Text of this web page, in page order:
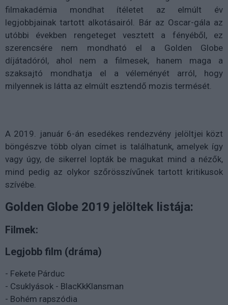
filmakadémia mondhat ítéletet az elmúlt év
legjobbjainak tartott alkotásairól. Bár az Oscar-gála az
utóbbi években rengeteget vesztett a fényéből, ez
szerencsére nem mondható el a Golden Globe
díjátadóról, ahol nem a filmesek, hanem maga a
szaksajtó mondhatja el a véleményét arról, hogy
milyennek is látta az elmúlt esztendő mozis termését.
A 2019. január 6-án esedékes rendezvény jelöltjei közt
böngészve több olyan címet is találhatunk, amelyek így
vagy úgy, de sikerrel lopták be magukat mind a nézők,
mind pedig az olykor szőrösszívűnek tartott kritikusok
szívébe.
Golden Globe 2019 jelöltek listája:
Filmek:
Legjobb film (dráma)
- Fekete Párduc
- Csuklyások - BlacKkKlansman
- Bohém rapszódia